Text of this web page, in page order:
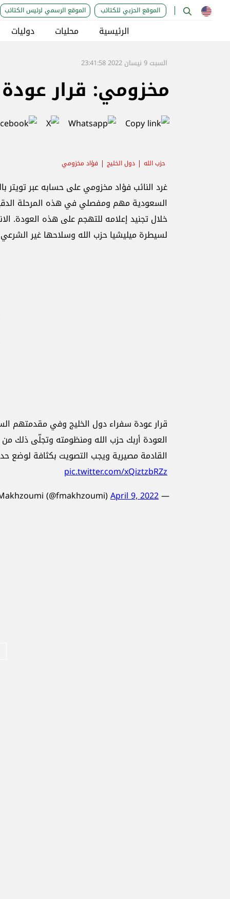
الموقع الحزبي للكتائب الموقع الرسمي لرئيس الكتائب
الرئيسية محليات دوليات
السبت 9 نيسان 2022 23:41:58
مخزومي: قرار
حزب الله دول الخليج فؤاد مخزومي
غرد النائب فؤاد مخزومي على حسابه عبر
السعودية مهم ومفصلي في هذه المرحلة
خلال تجنيد إعلامه للتهجم على هذه العودة.
لسيطرة ميليشيا حزب الله وسلاحها غير
قرار عودة سفراء دول الخليج وفي مقدمتهم
العودة أربك حزب الله ومنظومته وتجلّى ذلك من
القادمة مصيرية ويجب التصويت بكثافة لوضع
pic.twitter.com/xQiztzbRZz
— Fouad Makhzoumi (@fmakhzoumi)
April 9, 2022